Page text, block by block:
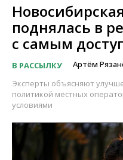
поднялась в
с самым
В РАССЫЛКУ Артём
Эксперты объясняют
политикой местных
условиями